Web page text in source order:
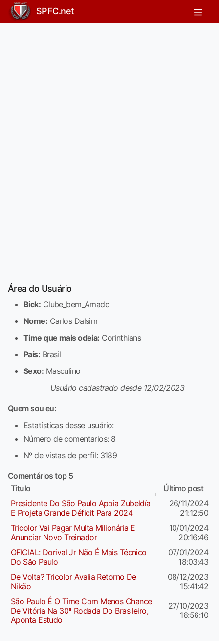
SPFC.net
Área do Usuário
Bick: Clube_bem_Amado
Nome: Carlos Dalsim
Time que mais odeia: Corinthians
País: Brasil
Sexo: Masculino
Usuário cadastrado desde 12/02/2023
Quem sou eu:
Estatísticas desse usuário:
Número de comentarios: 8
Nº de vistas de perfil: 3189
Comentários top 5
Título
Último post
Presidente Do São Paulo Apoia Zubeldía
E Projeta Grande Déficit Para 2024
26/11/2024
21:12:50
Tricolor Vai Pagar Multa Milionária E
Anunciar Novo Treinador
10/01/2024
20:16:46
OFICIAL: Dorival Jr Não É Mais Técnico
Do São Paulo
07/01/2024
18:03:43
De Volta? Tricolor Avalia Retorno De
Nikão
08/12/2023
15:41:42
São Paulo É O Time Com Menos Chance
De Vitória Na 30ª Rodada Do Brasileiro,
Aponta Estudo
27/10/2023
16:56:10